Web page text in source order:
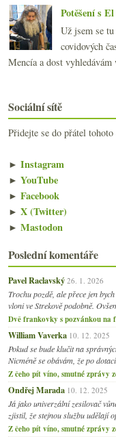
Potěšení s
Už jsem se
covidových
Mencía a dost vyhledávám
Sociální sítě
Přidejte se do přátel
► Instagram
► YouTube
► Facebook
► X (Twitter)
► Mastodon
Poslední komentáře
Pavel Raclavský 26. 1. 2026
Trochu pozdě, ale přece jen
vloni ve Strekově podobně.
Dvě frankovky s pozvánkou na
William Vaverka 10. 12. 2025
Pokud se bude klučit na
Nicméně se obávám, že po
Z čeho pít víno, smutné zprávy
Ondřej Marada 10. 12. 2025
Já jako univerzální zesilovač
zjistil, že stejnou službu udělají
Z čeho pít víno, smutné zprávy